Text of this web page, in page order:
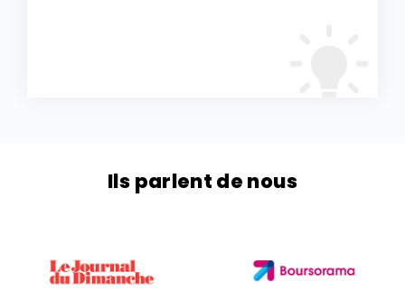
Ils parlent de nous